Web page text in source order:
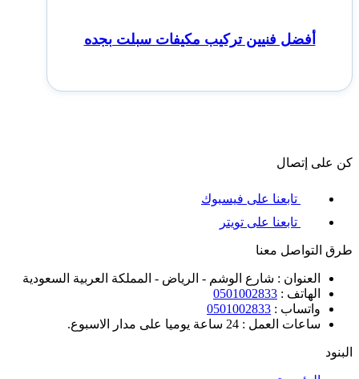
أفضل فنيين تركيب مكيفات سبلت بجده
كن على إتصال
تابعنا على فيسبوك
تابعنا على تويتر
طرق التواصل معنا
العنوان : شارع الوشم - الرياض - المملكة العربية السعودية
الهاتف : 0501002833
واتساب : 0501002833
ساعات العمل : 24 ساعة يوميا على مدار الاسبوع.
البنود